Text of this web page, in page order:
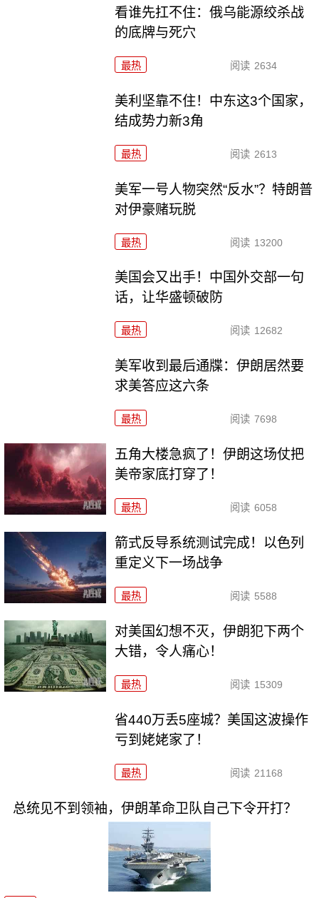
看谁先扛不住：俄乌能源绞杀战
的底牌与死穴
最热 阅读 2634
美利坚靠不住！中东这3个国家，
结成势力新3角
最热 阅读 2613
美军一号人物突然“反水”？特朗普
对伊豪赌玩脱
最热 阅读 13200
美国会又出手！中国外交部一句
话，让华盛顿破防
最热 阅读 12682
美军收到最后通牒：伊朗居然要
求美答应这六条
最热 阅读 7698
五角大楼急疯了！伊朗这场仗把
美帝家底打穿了！
最热 阅读 6058
箭式反导系统测试完成！以色列
重定义下一场战争
最热 阅读 5588
对美国幻想不灭，伊朗犯下两个
大错，令人痛心！
最热 阅读 15309
省440万丢5座城？美国这波操作
亏到姥姥家了！
最热 阅读 21168
总统见不到领袖，伊朗革命卫队自己下令开打？